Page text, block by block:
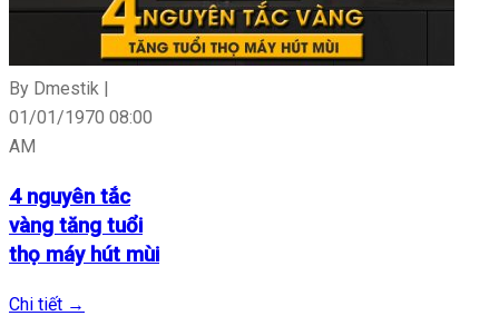
By Dmestik |
01/01/1970 08:00
AM
4 nguyên tắc
vàng tăng tuổi
thọ máy hút mùi
Chi tiết →